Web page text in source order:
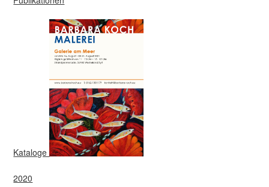
Kataloge
2020